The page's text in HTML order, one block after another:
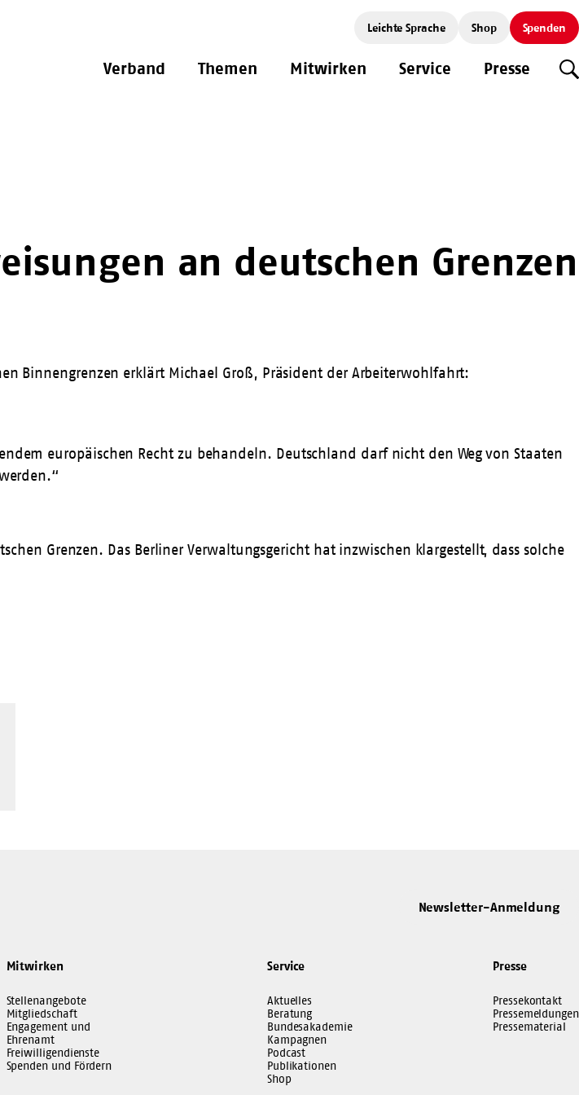
Leichte Sprache Shop Spenden
Verband Themen Mitwirken Service Presse
an deutschen Grenzen
Binnengrenzen erklärt Michael Groß, Präsident der Arbeiterwohlfahrt:
europäischen Recht zu behandeln. Deutschland darf nicht den Weg von Staaten
Grenzen. Das Berliner Verwaltungsgericht hat inzwischen klargestellt, dass solche
Newsletter-Anmeldung
Mitwirken
Stellenangebote
Mitgliedschaft
Engagement und
Ehrenamt
Freiwilligendienste
Spenden und Fördern
Service
Aktuelles
Beratung
Bundesakademie
Kampagnen
Podcast
Publikationen
Shop
Presse
Pressekontakt
Pressemeldungen
Pressematerial